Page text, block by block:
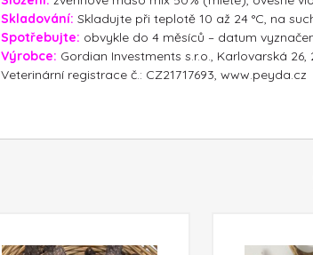
Skladování: Skladujte při teplotě 10 až 24 °C, na
Spotřebujte: obvykle do 4 měsíců – datum
Výrobce: Gordian Investments s.r.o., Karlovarská 26,
Veterinární registrace č.: CZ21717693, www.peyda.cz